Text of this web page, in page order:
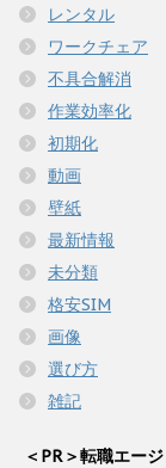
レンタル
ワークチェア
不具合解消
作業効率化
初期化
動画
壁紙
最新情報
未分類
格安SIM
画像
選び方
雑記
＜PR＞転職エー